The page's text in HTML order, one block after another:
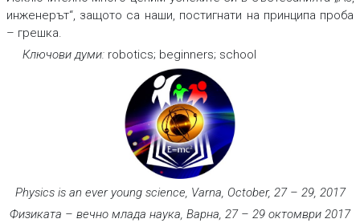
инженерът“, защото са наши, постигнати на принципа проба
– грешка.
Ключови думи: robotics; beginners; school
Physics is an ever young science, Varna, October, 27 – 29, 2017
Физиката – вечно млада наука, Варна, 27 – 29 октомври 2017